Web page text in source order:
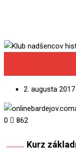
2. augusta 2017
0
862
Kurz